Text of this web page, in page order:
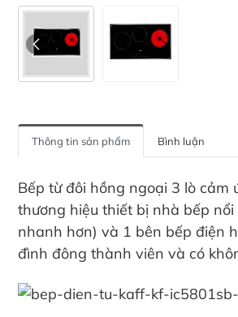
Thông tin sản phẩm Bình luận
Bếp từ đôi hồng ngoại 3 lò cảm
thương hiệu thiết bị nhà bếp
nhanh hơn) và 1 bên bếp điện
đình đông thành viên và có